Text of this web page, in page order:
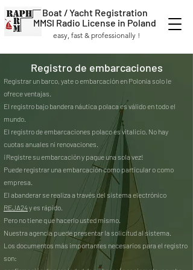
easy, fast & professionally !
Boat / Yacht Registration
MMSI Radio License in Poland
Registro de embarcaciones
Registrar un barco, yate o embarcación en Polonia solo le
ofrece ventajas.
El registro bajo bandera náutica polaca es válido en todo el
mundo.
El registro de embarcaciones polaco es vitalicio. No hay
cuotas anuales ni renovaciones.
¡Registre su embarcación y pague una sola vez!
Puede registrar una embarcación como particular o como
empresa.
El abanderar se realiza a través del sistema electrónico
REJA24y es rápido.
Pero no tiene que hacerlo usted mismo.
Nuestra agencia puede presentar la solicitud al sistema.
Los documentos más importantes necesarios para el registro
son: